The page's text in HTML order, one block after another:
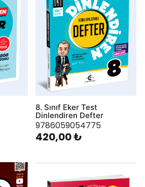
8. Sınıf Eker Test
Dinlendiren Defter
9786059054775
420,00 ₺